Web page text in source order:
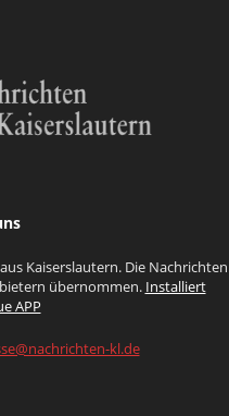
Kaiserslautern. Die Nachrichten
übernommen. Installiert
APP
kl.de